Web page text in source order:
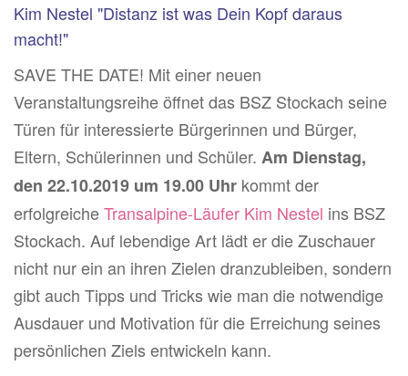
Kim Nestel "Distanz ist was Dein Kopf daraus
macht!"
SAVE THE DATE! Mit einer neuen
Veranstaltungsreihe öffnet das BSZ Stockach seine
Türen für interessierte Bürgerinnen und Bürger,
Eltern, Schülerinnen und Schüler. Am Dienstag,
den 22.10.2019 um 19.00 Uhr kommt der
erfolgreicheTransalpine-Läufer Kim Nestel ins BSZ
Stockach. Auf lebendige Art lädt er die Zuschauer
nicht nur ein an ihren Zielen dranzubleiben, sondern
gibt auch Tipps und Tricks wie man die notwendige
Ausdauer und Motivation für die Erreichung seines
persönlichen Ziels entwickeln kann.